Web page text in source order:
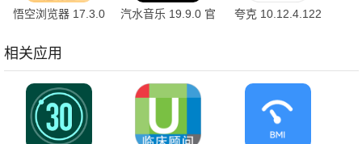
悟空浏览器 17.3.0
汽水音乐 19.9.0 官
夸克 10.12.4.122
相关应用